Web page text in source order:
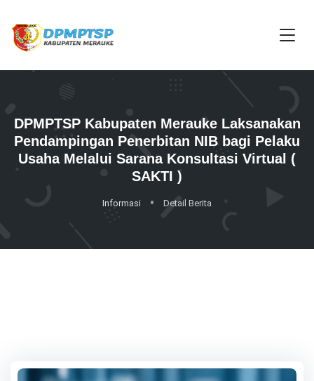
DPMPTSP Kabupaten Merauke Laksanakan
Pendampingan Penerbitan NIB bagi Pelaku
Usaha Melalui Sarana Konsultasi Virtual (
SAKTI )
Informasi Detail Berita